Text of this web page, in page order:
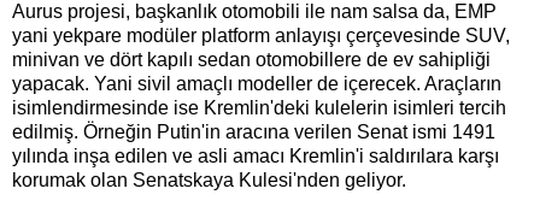
Aurus projesi, başkanlık otomobili ile nam salsa da, EMP
yani yekpare modüler platform anlayışı çerçevesinde SUV,
minivan ve dört kapılı sedan otomobillere de ev sahipliği
yapacak. Yani sivil amaçlı modeller de içerecek. Araçların
isimlendirmesinde ise Kremlin'deki kulelerin isimleri tercih
edilmiş. Örneğin Putin'in aracına verilen Senat ismi 1491
yılında inşa edilen ve asli amacı Kremlin'i saldırılara karşı
korumak olan Senatskaya Kulesi'nden geliyor.